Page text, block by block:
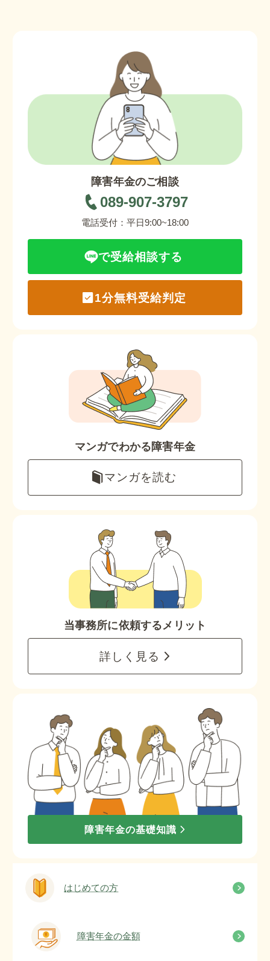
障害年金のご相談
089-907-3797
電話受付：平日9:00~18:00
で受給相談する
1分無料受給判定
マンガでわかる障害年金
マンガを読む
当事務所に依頼するメリット
詳しく見る
障害年金の基礎知識
はじめての方
障害年金の金額